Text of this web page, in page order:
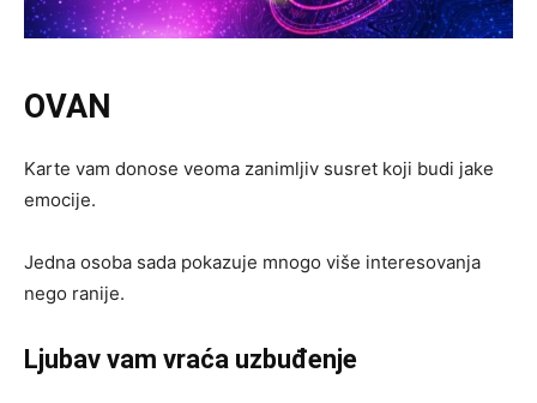
OVAN
Karte vam donose veoma zanimljiv susret koji budi jake
emocije.
Jedna osoba sada pokazuje mnogo više interesovanja
nego ranije.
Ljubav vam vraća uzbuđenje